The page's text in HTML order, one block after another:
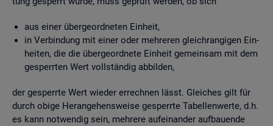
aus einer über­ge­ord­ne­ten Ein­heit,
in Ver­bin­dung mit einer oder meh­re­ren gleich­ran­gi­gen Ein­
hei­ten, die die über­ge­ord­ne­te Ein­heit ge­mein­sam mit dem
ge­sperr­ten Wert voll­stän­dig ab­bil­den,
der ge­sperr­te Wert wie­der er­rech­nen lässt. Glei­ches gilt für
durch obige Her­an­ge­hens­wei­se ge­sperr­te Ta­bel­len­wer­te, d.h.
es kann not­wen­dig sein, meh­re­re auf­ein­an­der auf­bau­en­de